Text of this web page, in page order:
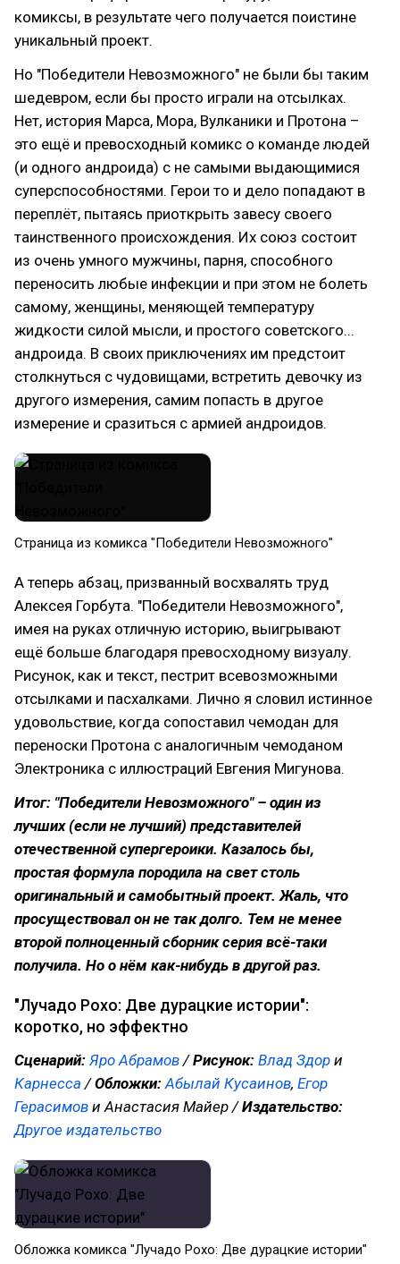
комиксы, в результате чего получается поистине
уникальный проект.
Но "Победители Невозможного" не были бы таким
шедевром, если бы просто играли на отсылках.
Нет, история Марса, Мора, Вулканики и Протона –
это ещё и превосходный комикс о команде людей
(и одного андроида) с не самыми выдающимися
суперспособностями. Герои то и дело попадают в
переплёт, пытаясь приоткрыть завесу своего
таинственного происхождения. Их союз состоит
из очень умного мужчины, парня, способного
переносить любые инфекции и при этом не болеть
самому, женщины, меняющей температуру
жидкости силой мысли, и простого советского...
андроида. В своих приключениях им предстоит
столкнуться с чудовищами, встретить девочку из
другого измерения, самим попасть в другое
измерение и сразиться с армией андроидов.
Страница из комикса "Победители Невозможного"
А теперь абзац, призванный восхвалять труд
Алексея Горбута. "Победители Невозможного",
имея на руках отличную историю, выигрывают
ещё больше благодаря превосходному визуалу.
Рисунок, как и текст, пестрит всевозможными
отсылками и пасхалками. Лично я словил истинное
удовольствие, когда сопоставил чемодан для
переноски Протона с аналогичным чемоданом
Электроника с иллюстраций Евгения Мигунова.
Итог: "Победители Невозможного" – один из
лучших (если не лучший) представителей
отечественной супергероики. Казалось бы,
простая формула породила на свет столь
оригинальный и самобытный проект. Жаль, что
просуществовал он не так долго. Тем не менее
второй полноценный сборник серия всё-таки
получила. Но о нём как-нибудь в другой раз.
"Лучадо Рохо: Две дурацкие истории":
коротко, но эффектно
Сценарий: Яро Абрамов/Рисунок: Влад Здор и
Карнесса /Обложки: Абылай Кусаинов, Егор
Герасимов и Анастасия Майер /Издательство:
Другое издательство
Обложка комикса "Лучадо Рохо: Две дурацкие истории"